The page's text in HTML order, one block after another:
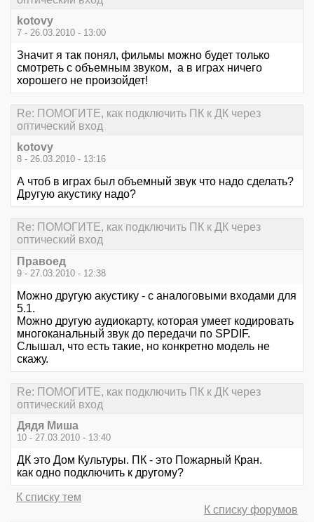
kotovy
7 - 26.03.2010 - 13:00
Значит я так понял, фильмы можно будет только
смотреть с объемным звуком, а в играх ничего
хорошего не произойдет!
Re: ПОМОГИТЕ, как подключить ПК к ДК через
оптический вход
kotovy
8 - 26.03.2010 - 13:16
А чтоб в играх был объемный звук что надо сделать?
Другую акустику надо?
Re: ПОМОГИТЕ, как подключить ПК к ДК через
оптический вход
Правоед
9 - 27.03.2010 - 12:38
Можно другую акустику - с аналоговыми входами для
5.1.
Можно другую аудиокарту, которая умеет кодировать
многоканальный звук до передачи по SPDIF.
Слышал, что есть такие, но конкретно модель не
скажу.
Re: ПОМОГИТЕ, как подключить ПК к ДК через
оптический вход
Дядя Миша
10 - 27.03.2010 - 13:40
ДК это Дом Культуры. ПК - это Пожарный Кран.
как одно подключить к другому?
К списку тем
К списку форумов